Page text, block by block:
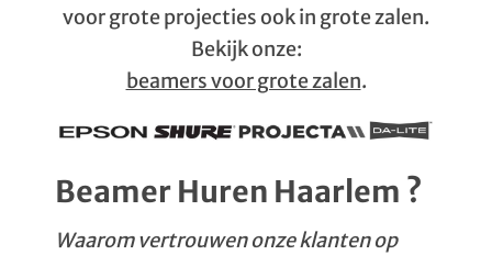
voor grote projecties ook in grote zalen.
Bekijk onze:
beamers voor grote zalen.
Beamer Huren Haarlem ?
Waarom vertrouwen onze klanten op